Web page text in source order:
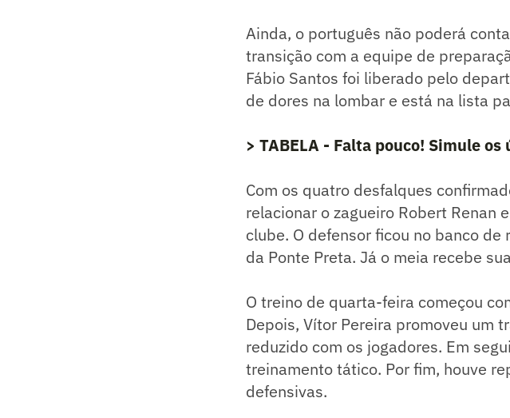
Ainda, o português não poderá
transição com a equipe de
Fábio Santos foi liberado pelo
de dores na lombar e está na lista
> TABELA - Falta pouco! Simule
Com os quatro desfalques
relacionar o zagueiro Robert Renan
clube. O defensor ficou no banco
da Ponte Preta. Já o meia recebe
O treino de quarta-feira começou
Depois, Vítor Pereira promoveu um
reduzido com os jogadores. Em
treinamento tático. Por fim, houve
defensivas.